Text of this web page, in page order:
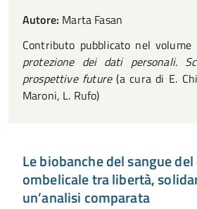
Autore: Marta Fasan
Contributo pubblicato nel volume
protezione dei dati personali.
prospettive future(a cura di E.
Maroni, L. Rufo)
Le biobanche del sangue
ombelicale tra libertà,
un’analisi comparata